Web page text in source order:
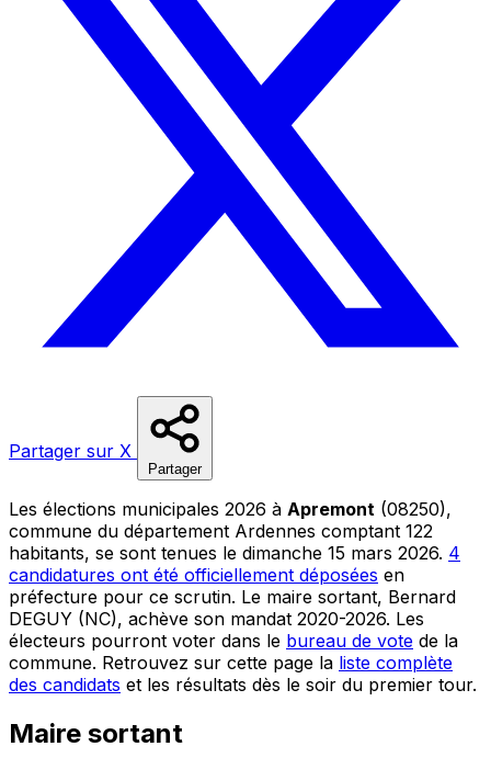
Partager sur X
Partager
Les élections municipales 2026 à Apremont (08250),
commune du département Ardennes comptant 122
habitants, se sont tenues le dimanche 15 mars 2026. 4
candidatures ont été officiellement déposées en
préfecture pour ce scrutin. Le maire sortant, Bernard
DEGUY (NC), achève son mandat 2020-2026. Les
électeurs pourront voter dans le bureau de vote de la
commune. Retrouvez sur cette page la liste complète
des candidats et les résultats dès le soir du premier tour.
Maire sortant